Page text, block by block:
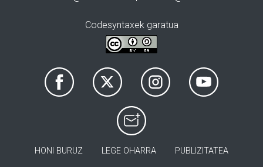
Codesyntaxek garatua
HONI BURUZ LEGE OHARRA PUBLIZITATEA